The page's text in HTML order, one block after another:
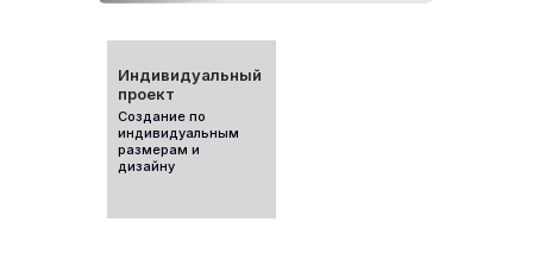
Индивидуальный
проект
Создание по
индивидуальным
размерам и
дизайну